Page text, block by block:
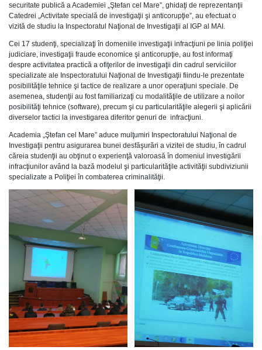
securitate publică a Academiei „Ştefan cel Mare”, ghidaţi de reprezentanţii
Catedrei „Activitate specială de investigaţii şi anticorupţie”, au efectuat o
vizită de studiu la Inspectoratul Naţional de Investigaţii al IGP al MAI.
Cei 17 studenţi, specializaţi în domeniile investigaţii infracţiuni pe linia poliţiei
judiciare, investigaţii fraude economice şi anticorupţie, au fost informaţi
despre activitatea practică a ofiţerilor de investigaţii din cadrul serviciilor
specializate ale Inspectoratului Naţional de Investigaţii fiindu-le prezentate
posibilităţile tehnice şi tactice de realizare a unor operaţiuni speciale. De
asemenea, studenţii au fost familiarizaţi cu modalităţile de utilizare a noilor
posibilităţi tehnice (software), precum şi cu particularităţile alegerii şi aplicării
diverselor tactici la investigarea diferitor genuri de infracţiuni.
Academia „Ştefan cel Mare” aduce mulţumiri Inspectoratului Naţional de
Investigaţii pentru asigurarea bunei desfăşurări a vizitei de studiu, în cadrul
căreia studenţii au obţinut o experienţă valoroasă în domeniul investigării
infracţiunilor având la bază modelul şi particularităţile activităţii subdiviziunii
specializate a Poliţiei în combaterea criminalităţii.